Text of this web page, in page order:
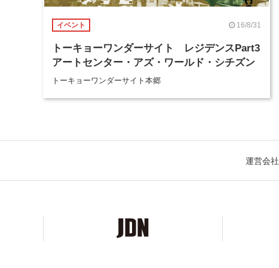
イベント 16/8/31
トーキョーワンダーサイト レジデンスPart3
アートセンター・アズ・ワールド・シチズン
トーキョーワンダーサイト本郷
運営会社